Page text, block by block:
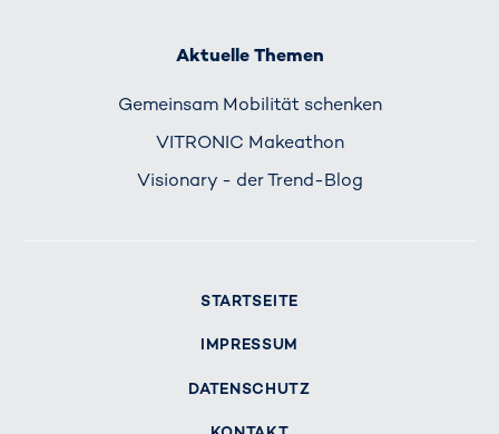
Aktuelle Themen
Gemeinsam Mobilität schenken
VITRONIC Makeathon
Visionary - der Trend-Blog
STARTSEITE
IMPRESSUM
DATENSCHUTZ